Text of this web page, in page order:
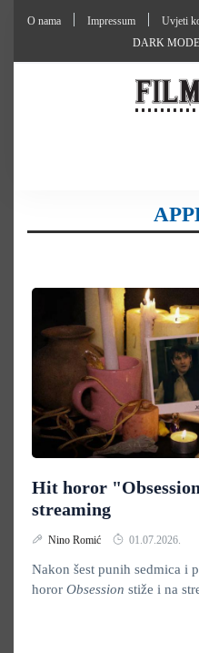
O nama Impressum Uvjeti
DARK MODE
Hit horor
streaming
Nino Romić 01.07.2026.
Nakon šest punih sedmica i
horor Obsession stiže i na